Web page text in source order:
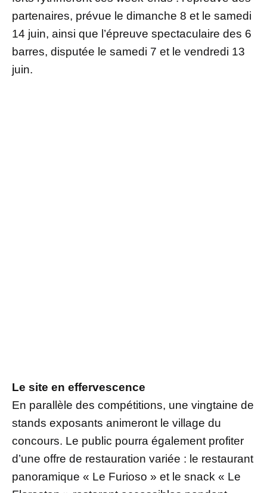
partenaires, prévue le dimanche 8 et le samedi
14 juin, ainsi que l’épreuve spectaculaire des 6
barres, disputée le samedi 7 et le vendredi 13
juin.
Le site en effervescence
En parallèle des compétitions, une vingtaine de
stands exposants animeront le village du
concours. Le public pourra également profiter
d’une offre de restauration variée : le restaurant
panoramique « Le Furioso » et le snack « Le